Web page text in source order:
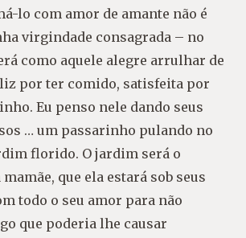
lo com amor de amante não é
virgindade consagrada – no
como aquele alegre arrulhar de
por ter comido, satisfeita por
Eu penso nele dando seus
… um passarinho pulando no
florido. O jardim será o
que ela estará sob seus
todo o seu amor para não
que poderia lhe causar